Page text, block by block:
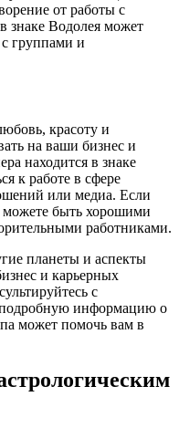
от работы с
знаке Водолея может
группами и
красоту и
на ваши бизнес и
находится в знаке
к работе в сфере
или медиа. Если
можете быть хорошими
работниками.
планеты и аспекты
и карьерных
с
подробную информацию о
может помочь вам в